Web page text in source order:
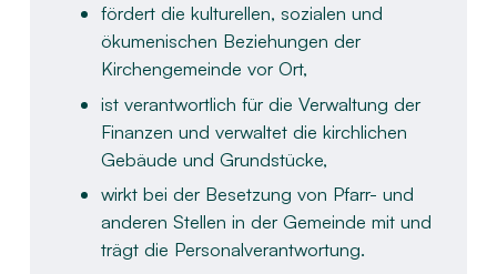
fördert die kulturellen, sozialen und
ökumenischen Beziehungen der
Kirchengemeinde vor Ort,​
ist verantwortlich für die Verwaltung der
Finanzen und verwaltet die kirchlichen
Gebäude und Grundstücke,​
wirkt bei der Besetzung von Pfarr- und
anderen Stellen in der Gemeinde mit und
trägt die Personalverantwortung.​